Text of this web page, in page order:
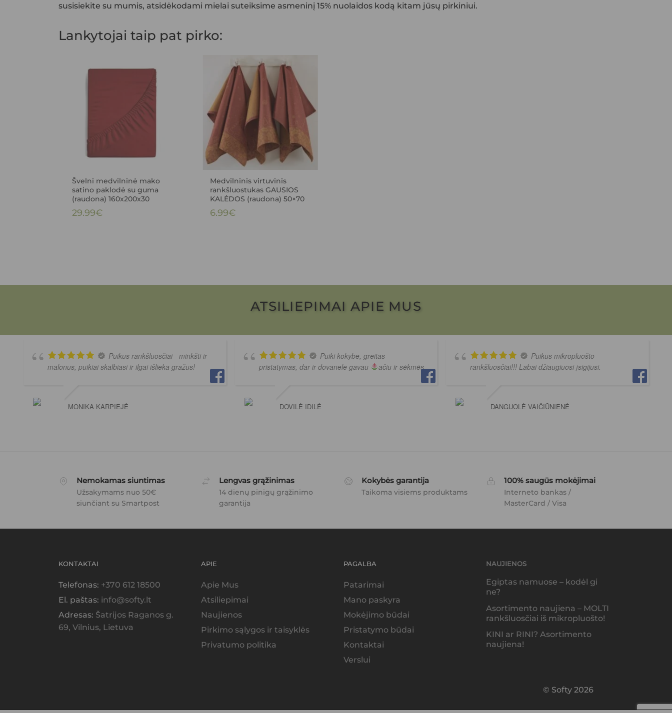
susisiekite su mumis, atsidėkodami mielai suteiksime asmeninį 15% nuolaidos kodą kitam jūsų pirkiniui.
Lankytojai taip pat pirko:
Švelni medvilninė mako
satino paklodė su guma
(raudona) 160x200x30
29.99€
Medvilninis virtuvinis
rankšluostukas GAUSIOS
KALĖDOS (raudona) 50×70
6.99€
ATSILIEPIMAI APIE MUS
Puikūs rankšluosčiai - minkšti ir
malonūs, puikiai skalbiasi ir ilgai išlieka gražūs!
MONIKA KARPIEJĖ
Puiki kokybe, greitas
pristatymas, dar ir dovanele gavau
ačiū ir sėkmės
DOVILĖ IDILĖ
Puikūs mikropluošto
rankšluosčiai!!! Labai džiaugiuosi įsigijusi.
DANGUOLĖ VAIČIŪNIENĖ
Nemokamas siuntimas
Užsakymams nuo 50€
siunčiant su Smartpost
Lengvas grąžinimas
14 dienų pinigų grąžinimo
garantija
Kokybės garantija
Taikoma visiems produktams
100% saugūs mokėjimai
Interneto bankas /
MasterCard / Visa
KONTAKTAI
Telefonas: +370 612 18500
El. paštas: info@softy.lt
Adresas: Šatrijos Raganos g.
69, Vilnius, Lietuva
APIE
Apie Mus
Atsiliepimai
Naujienos
Pirkimo sąlygos ir taisyklės
Privatumo politika
PAGALBA
Patarimai
Mano paskyra
Mokėjimo būdai
Pristatymo būdai
Kontaktai
Verslui
NAUJIENOS
Egiptas namuose – kodėl gi
ne?
Asortimento naujiena – MOLTI
rankšluosčiai iš mikropluošto!
KINI ar RINI? Asortimento
naujiena!
© Softy 2026